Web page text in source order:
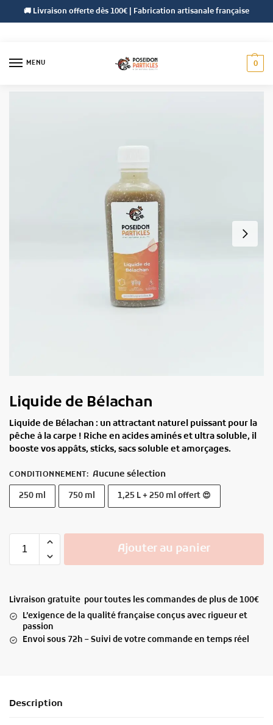
🚚 Livraison offerte dès 100€ | Fabrication artisanale française
MENU
0
Liquide de Bélachan
Liquide de Bélachan : un attractant naturel puissant pour la
pêche à la carpe ! Riche en acides aminés et ultra soluble, il
booste vos appâts, sticks, sacs soluble et amorçages.
CONDITIONNEMENT: Aucune sélection
250 ml 750 ml 1,25 L + 250 ml offert 😍
Ajouter au panier
Livraison gratuite pour toutes les commandes de plus de 100€
L’exigence de la qualité française conçus avec rigueur et
passion
Envoi sous 72h – Suivi de votre commande en temps réel
Description